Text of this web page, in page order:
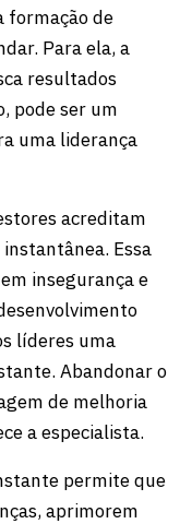
formação de
Para ela, a
resultados
pode ser um
uma liderança
acreditam
Essa
insegurança e
líderes uma
Abandonar o
de melhoria
a especialista.
permite que
aprimorem